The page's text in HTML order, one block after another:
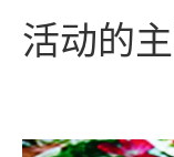
活动的